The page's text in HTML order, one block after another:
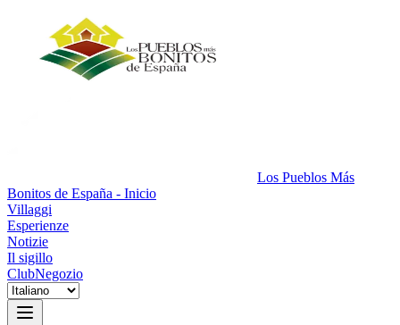
Los Pueblos Más
Bonitos de España - Inicio
Villaggi
Esperienze
Notizie
Il sigillo
ClubNegozio